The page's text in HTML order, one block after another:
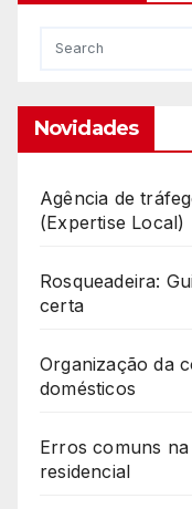
Novidades
Agência de
(Expertise Local)
Rosqueadeira:
certa
Organização da
domésticos
Erros comuns
residencial